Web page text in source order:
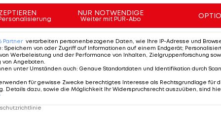
Oskar Fisker Molgaard bestreitet mit 19 Jahren
durch Seattle im letzten Sommer auch eine gute
könnte sich im Laufe des Turniers in der Hierarchie
auch wieder zwei 35-Jährige: Fredrick
Poulsen.
stieß vom AHL-Team Charlotte Checkers
Saison wieder in Europa (Modo) bestreiten.
True kann von Winger Joachim Blichfeld erwartet
NUR NOTWENDIGE
Weiter mit PUR-Abo
Partner verarbeiten personenbezogene Daten, wie Ihre IP-Adresse und
: Speichern von oder Zugriff auf Informationen auf einem Endgerät;
Werbeleistung und der Performance von Inhalten, Zielgruppenforschung
von Angeboten.
unter Umständen auch: Genaue Standortdaten und Identifikation durch
für gewisse Zwecke berechtigtes Interesse als Rechtsgrundlage für
Details dazu, sowie die Möglichkeit Ihr Widerspruchsrecht auszuüben, sind